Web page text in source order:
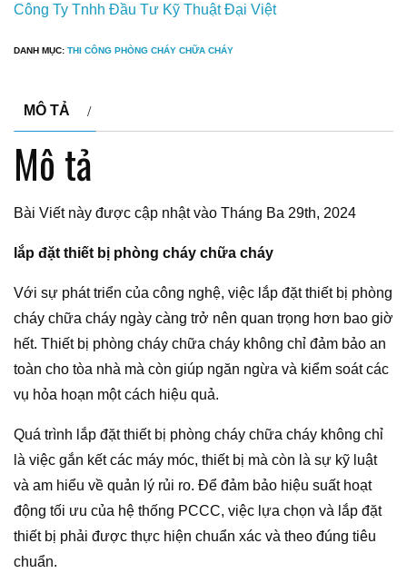
Công Ty Tnhh Đầu Tư Kỹ Thuật Đại Việt
DANH MỤC: THI CÔNG PHÒNG CHÁY CHỮA CHÁY
MÔ TẢ
Mô tả
Bài Viết này được cập nhật vào Tháng Ba 29th, 2024
lắp đặt thiết bị phòng cháy chữa cháy
Với sự phát triển của công nghệ, việc lắp đặt thiết bị phòng
cháy chữa cháy ngày càng trở nên quan trọng hơn bao giờ
hết. Thiết bị phòng cháy chữa cháy không chỉ đảm bảo an
toàn cho tòa nhà mà còn giúp ngăn ngừa và kiểm soát các
vụ hỏa hoạn một cách hiệu quả.
Quá trình lắp đặt thiết bị phòng cháy chữa cháy không chỉ
là việc gắn kết các máy móc, thiết bị mà còn là sự kỹ luật
và am hiểu về quản lý rủi ro. Để đảm bảo hiệu suất hoạt
động tối ưu của hệ thống PCCC, việc lựa chọn và lắp đặt
thiết bị phải được thực hiện chuẩn xác và theo đúng tiêu
chuẩn.